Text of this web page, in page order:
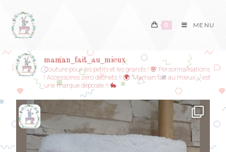
0 MENU
maman_fait_au_mieux
Couture pour les petits et les grands ! 🌸 Personnalisations
!Accessoires zéro déchets !! 🌍 "Maman fait au mieux..." est
une marque déposée !! 🐇